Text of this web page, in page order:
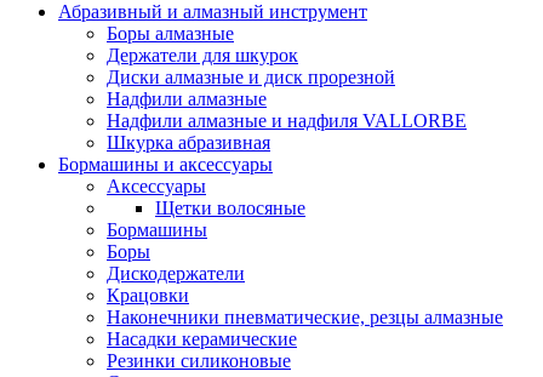
Абразивный и алмазный инструмент
Боры алмазные
Держатели для шкурок
Диски алмазные и диск прорезной
Надфили алмазные
Надфили алмазные и надфиля VALLORBE
Шкурка абразивная
Бормашины и аксессуары
Аксессуары
Щетки волосяные
Бормашины
Боры
Дискодержатели
Крацовки
Наконечники пневматические, резцы алмазные
Насадки керамические
Резинки силиконовые